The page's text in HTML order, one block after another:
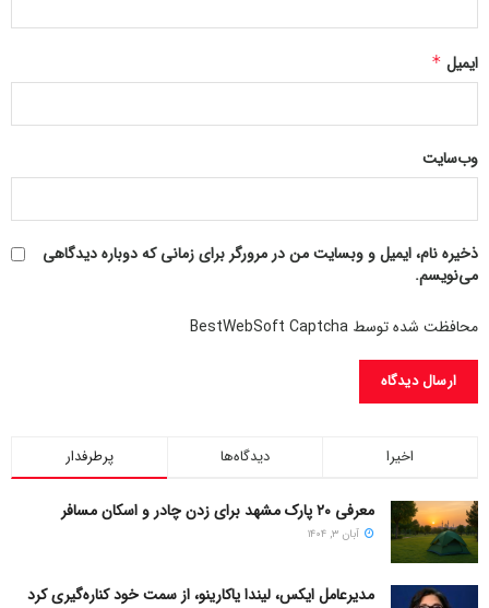
ایمیل *
وب‌سایت
ذخیره نام، ایمیل و وبسایت من در مرورگر برای زمانی که دوباره دیدگاهی
می‌نویسم.
محافظت شده توسط BestWebSoft Captcha
پرطرفدار دیدگاه‌ها اخیرا
معرفی ۲۰ پارک مشهد برای زدن چادر و اسکان مسافر
آبان ۳, ۱۴۰۴
مدیرعامل ایکس، لیندا یاکارینو، از سمت خود کناره‌گیری کرد